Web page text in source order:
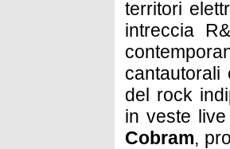
territori
intreccia
del rock
in veste
Cobram,